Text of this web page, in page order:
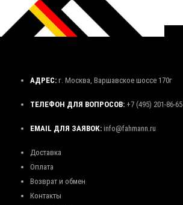
АДРЕС: г. Москва, Варшавское шоссе 170г
ТЕЛЕФОН ДЛЯ ВОПРОСОВ: +7 (495) 201-86-65
EMAIL ДЛЯ ЗАЯВОК: info@fahmann.ru
Доставка
Оплата
Возврат и обмен
Контакты